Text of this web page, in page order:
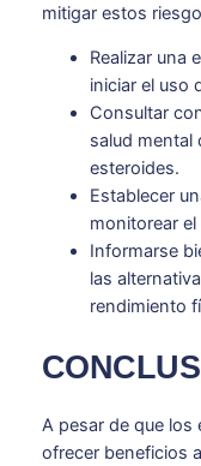
mitigar estos
Realizar una
iniciar el uso
Consultar
salud mental
esteroides.
Establecer
monitorear
Informarse
las
rendimiento
A pesar de que los
ofrecer beneficios